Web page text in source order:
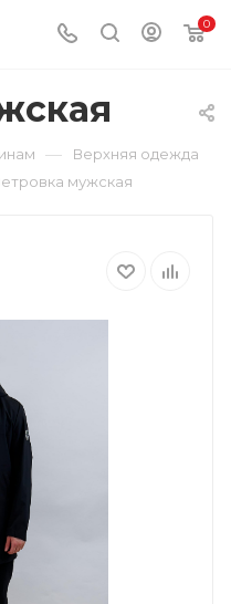
0
— Верхняя одежда
мужская